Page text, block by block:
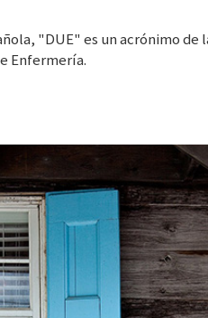
"DUE" es un acrónimo
Enfermería.